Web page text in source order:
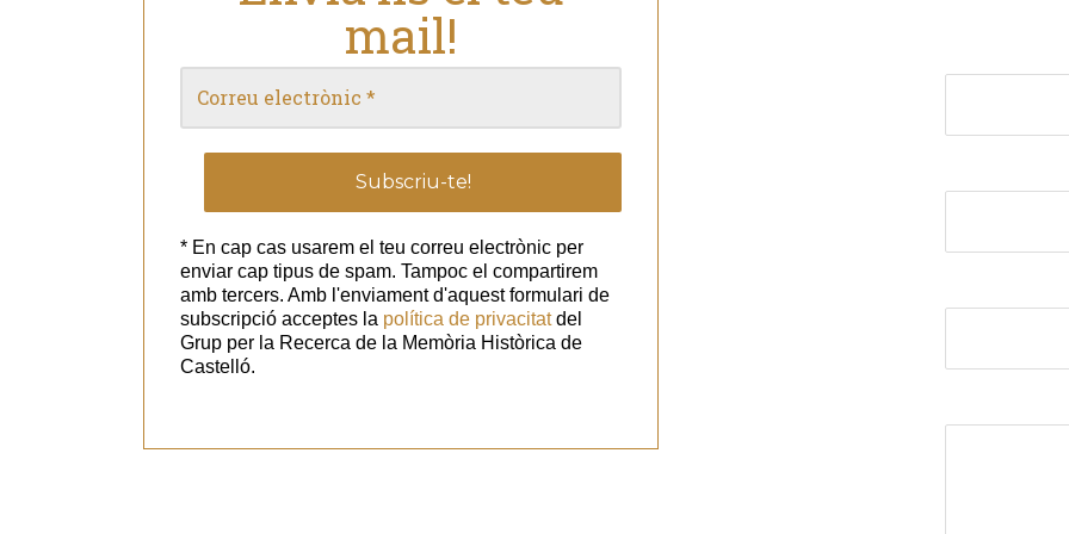
mail!
* En cap cas usarem el teu correu electrònic per
enviar cap tipus de spam. Tampoc el compartirem
amb tercers. Amb l'enviament d'aquest formulari de
subscripció acceptes la política de privacitatdel
Grup per la Recerca de la Memòria Històrica de
Castelló.